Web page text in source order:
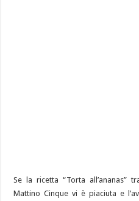
Se la ricetta “Torta all’ananas”
Mattino Cinque vi è piaciuta e